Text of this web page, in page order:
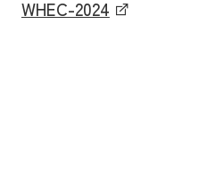
WHEC-2024